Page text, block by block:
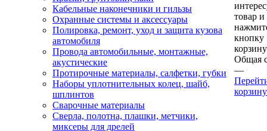
Кабельные наконечники и гильзы
Охранные системы и аксессуары
Полировка, ремонт, уход и защита кузова
автомобиля
Провода автомобильные, монтажные,
акустические
Протирочные материалы, салфетки, губки
Наборы уплотнительных колец, шайб,
шплинтов
Сварочные материалы
Сверла, полотна, плашки, метчики,
миксеры для дрелей
товар и
кнопку
Общая
—
корзину